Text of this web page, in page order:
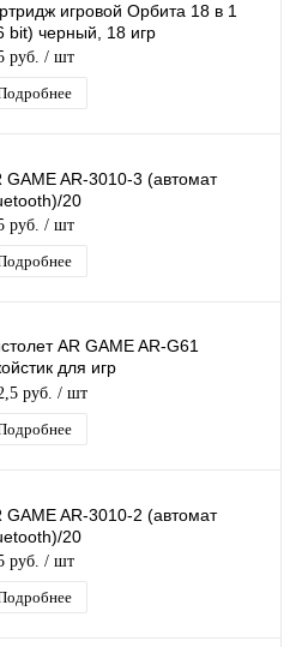
игровой Орбита 18 в 1
bit) черный, 18 игр
руб. / шт
GAME AR-3010-3 (автомат
20
руб. / шт
AR GAME AR-G61
для игр
со смартфоном
Bluetooth) пластик
руб. / шт
GAME AR-3010-2 (автомат
20
руб. / шт